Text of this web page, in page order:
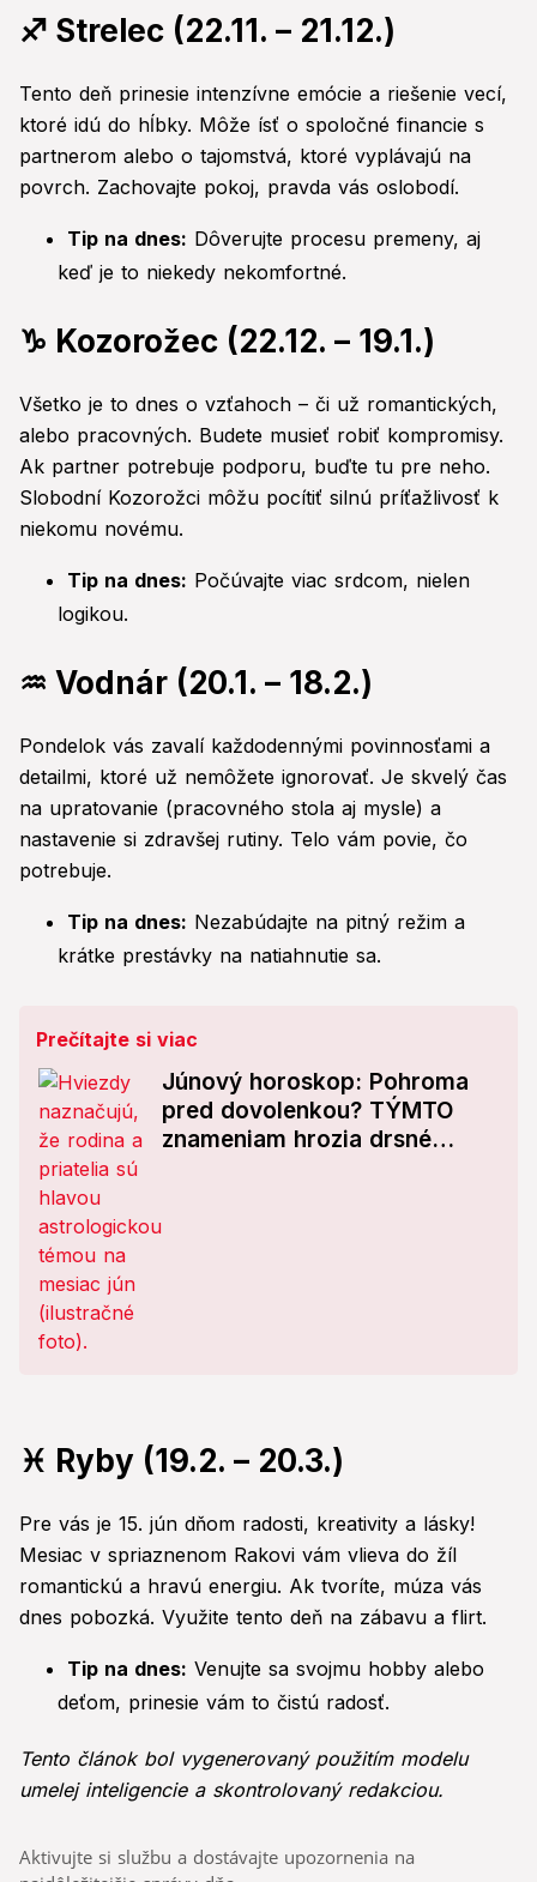
♐ Strelec (22.11. – 21.12.)
Tento deň prinesie intenzívne emócie a riešenie vecí,
ktoré idú do hĺbky. Môže ísť o spoločné financie s
partnerom alebo o tajomstvá, ktoré vyplávajú na
povrch. Zachovajte pokoj, pravda vás oslobodí.
Tip na dnes: Dôverujte procesu premeny, aj
keď je to niekedy nekomfortné.
♑ Kozorožec (22.12. – 19.1.)
Všetko je to dnes o vzťahoch – či už romantických,
alebo pracovných. Budete musieť robiť kompromisy.
Ak partner potrebuje podporu, buďte tu pre neho.
Slobodní Kozorožci môžu pocítiť silnú príťažlivosť k
niekomu novému.
Tip na dnes: Počúvajte viac srdcom, nielen
logikou.
♒ Vodnár (20.1. – 18.2.)
Pondelok vás zavalí každodennými povinnosťami a
detailmi, ktoré už nemôžete ignorovať. Je skvelý čas
na upratovanie (pracovného stola aj mysle) a
nastavenie si zdravšej rutiny. Telo vám povie, čo
potrebuje.
Tip na dnes: Nezabúdajte na pitný režim a
krátke prestávky na natiahnutie sa.
Prečítajte si viac
Júnový horoskop: Pohroma
pred dovolenkou? TÝMTO
znameniam hrozia drsné
♓ Ryby (19.2. – 20.3.)
Pre vás je 15. jún dňom radosti, kreativity a lásky!
Mesiac v spriaznenom Rakovi vám vlieva do žíl
romantickú a hravú energiu. Ak tvoríte, múza vás
dnes pobozká. Využite tento deň na zábavu a flirt.
Tip na dnes: Venujte sa svojmu hobby alebo
deťom, prinesie vám to čistú radosť.
Tento článok bol vygenerovaný použitím modelu
umelej inteligencie a skontrolovaný redakciou.
Aktivujte si službu a dostávajte upozornenia na